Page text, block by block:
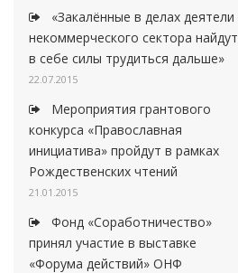
«Закалённые в делах деятели
некоммерческого сектора найдут
в себе силы трудиться дальше»
22.07.2015
Мероприятия грантового
конкурса «Православная
инициатива» пройдут в рамках
Рождественских чтений
21.01.2015
Фонд «Соработничество»
принял участие в выставке
«Форума действий» ОНФ